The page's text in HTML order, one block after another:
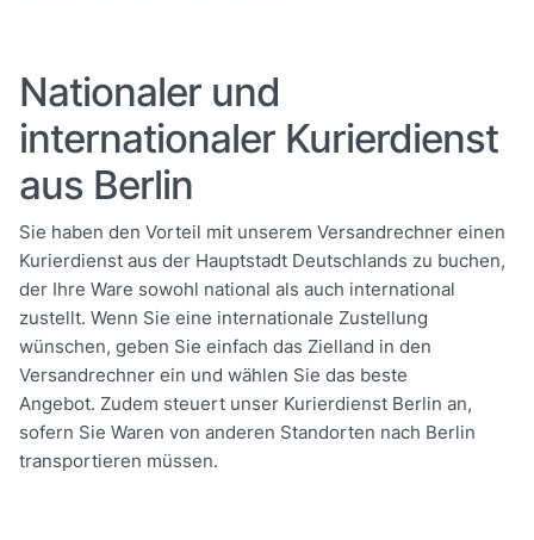
Nationaler und
internationaler Kurierdienst
aus Berlin
Sie haben den Vorteil mit unserem Versandrechner einen
Kurierdienst aus der Hauptstadt Deutschlands zu buchen,
der Ihre Ware sowohl national als auch international
zustellt. Wenn Sie eine internationale Zustellung
wünschen, geben Sie einfach das Zielland in den
Versandrechner ein und wählen Sie das beste
Angebot. Zudem steuert unser Kurierdienst Berlin an,
sofern Sie Waren von anderen Standorten nach Berlin
transportieren müssen.